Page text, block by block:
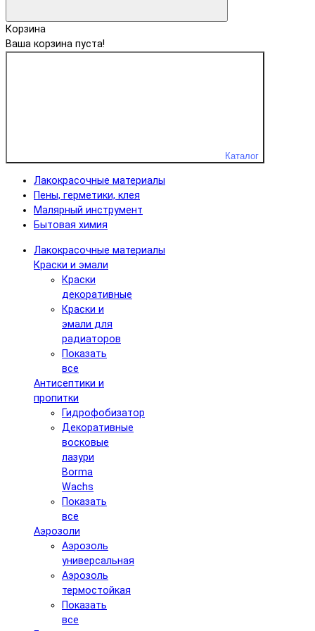
Корзина
Ваша корзина пуста!
Каталог
Лакокрасочные материалы
Пены, герметики, клея
Малярный инструмент
Бытовая химия
Лакокрасочные материалы
Краски и эмали
Краски
декоративные
Краски и
эмали для
радиаторов
Показать
все
Антисептики и
пропитки
Гидрофобизатор
Декоративные
восковые
лазури
Borma
Wachs
Показать
все
Аэрозоли
Аэрозоль
универсальная
Аэрозоль
термостойкая
Показать
все